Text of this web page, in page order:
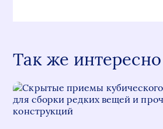
Так же интересно